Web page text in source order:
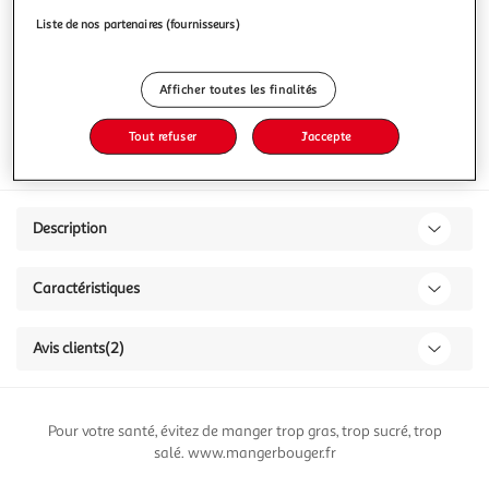
Afficher le prix
Description
Caractéristiques
Avis clients(2)
Pour votre santé, évitez de manger trop gras, trop sucré, trop
salé. www.mangerbouger.fr
Liste de nos partenaires (fournisseurs)
Afficher toutes les finalités
Tout refuser J'accepte